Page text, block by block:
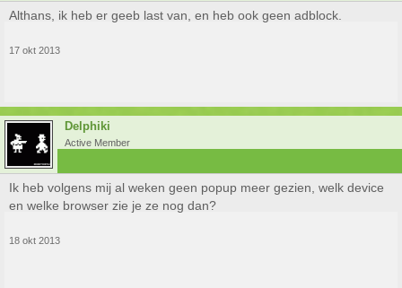
Althans, ik heb er geeb last van, en heb ook geen adblock.
17 okt 2013
Delphiki
Active Member
Ik heb volgens mij al weken geen popup meer gezien, welk device
en welke browser zie je ze nog dan?
18 okt 2013